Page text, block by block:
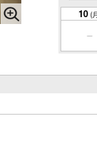
10 (